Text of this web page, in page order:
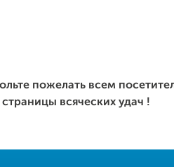
пожелать всем
страницы всяческих удач !